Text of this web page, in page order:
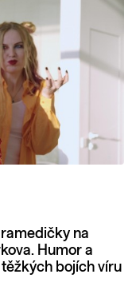
na
Humor a
bojích víru